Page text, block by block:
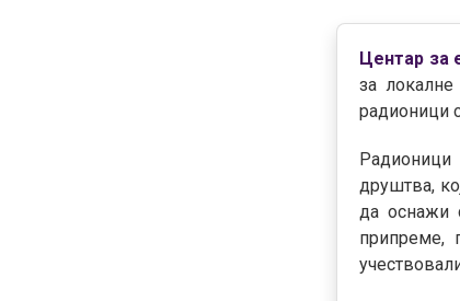
Центар за
за
радионици
Радионици
друштва,
да оснажи
припреме,